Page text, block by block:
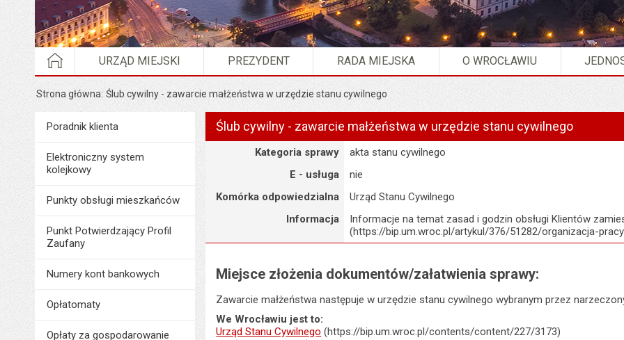
STRONA GŁÓWNA
URZĄD MIEJSKI PREZYDENT RADA MIEJSKA O WROCŁAWIU
Strona główna Ślub cywilny - zawarcie małżeństwa w urzędzie stanu cywilnego
MenuPoradnik Klienta
Poradnik klienta
Elektroniczny system
kolejkowy
Punkty obsługi mieszkańców
Punkt Potwierdzający Profil
Zaufany
Numery kont bankowych
Opłatomaty
Opłaty za gospodarowanie
Ślub cywilny - zawarcie małżeństwa w urzędzie stanu cywilnego
Kategoria sprawy
akta stanu cywilnego
E - usługa
nie
Komórka odpowiedzialna
Urząd Stanu Cywilnego
Informacja
Informacje na temat zasad i godzin obsługi Klientów
(https://bip.um.wroc.pl/artykul/376/51282/organizacja-
Miejsce złożenia dokumentów/załatwienia sprawy:
Zawarcie małżeństwa następuje w urzędzie stanu cywilnego wybranym przez
We Wrocławiu jest to:
Urząd Stanu Cywilnego (https://bip.um.wroc.pl/contents/content/227/3173)